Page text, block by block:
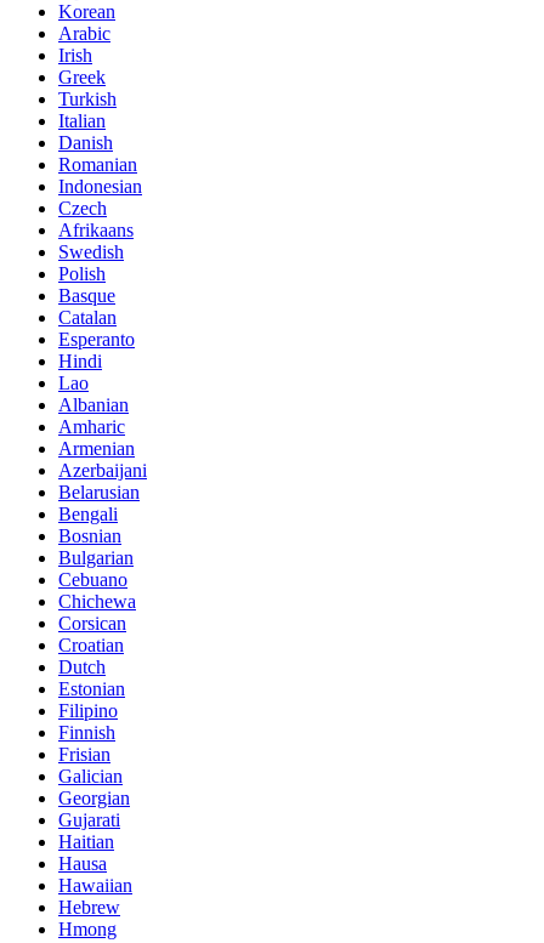
Korean
Arabic
Irish
Greek
Turkish
Italian
Danish
Romanian
Indonesian
Czech
Afrikaans
Swedish
Polish
Basque
Catalan
Esperanto
Hindi
Lao
Albanian
Amharic
Armenian
Azerbaijani
Belarusian
Bengali
Bosnian
Bulgarian
Cebuano
Chichewa
Corsican
Croatian
Dutch
Estonian
Filipino
Finnish
Frisian
Galician
Georgian
Gujarati
Haitian
Hausa
Hawaiian
Hebrew
Hmong